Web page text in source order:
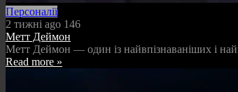
Персоналії
2 тижні ago 146
Метт Деймон
Метт Деймон — один із найвпізнаваніших і
Read more »